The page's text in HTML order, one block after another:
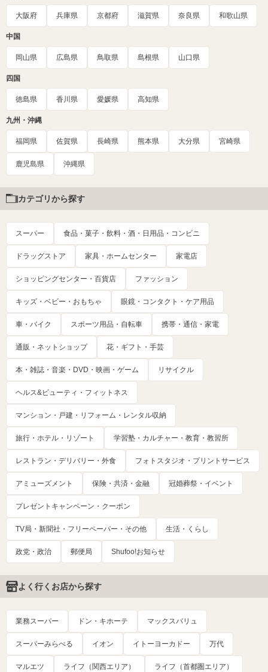
大阪府 兵庫県 京都府 滋賀県 奈良県 和歌山県
中国
岡山県 広島県 鳥取県 島根県 山口県
四国
徳島県 香川県 愛媛県 高知県
九州・沖縄
福岡県 佐賀県 長崎県 熊本県 大分県 宮崎県
鹿児島県 沖縄県
カテゴリから探す
スーパー 食品・菓子・飲料・酒・日用品・コンビニ
ドラッグストア 家具・ホームセンター 家電店
ショッピングセンター・百貨店 ファッション
キッズ・ベビー・おもちゃ 眼鏡・コンタクト・ケア用品
車・バイク スポーツ用品・自転車 携帯・通信・家電
通販・ネットショップ 花・ギフト・手芸
本・雑誌・音楽・DVD・映画・ゲーム リサイクル
ヘルス&ビューティ・フィットネス
マンション・戸建・リフォーム・レンタル収納
旅行・ホテル・リゾート 学習塾・カルチャー・教育・教習所
レストラン・デリバリー・外食 フォトスタジオ・プリントサービス
アミューズメント 保険・共済・金融 冠婚葬祭・イベント
プレゼントキャンペーン・クーポン
TV局・新聞社・フリーペーパー・その他 生活・くらし
政党・政治 郵便局 Shufoo!お知らせ
よく行くお店から探す
業務スーパー ドン・キホーテ マックスバリュ
スーパーみらべる イオン イトーヨーカドー 万代
マルエツ ライフ（関西エリア） ライフ（首都圏エリア）